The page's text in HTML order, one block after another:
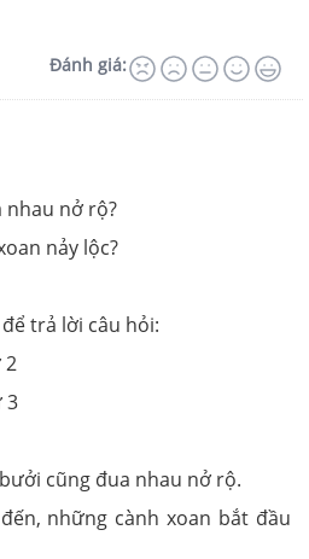
Đánh giá:
nhau nở rộ?
nảy lộc?
trả lời câu hỏi:
2
3
cũng đua nhau nở rộ.
những cành xoan bắt đầu